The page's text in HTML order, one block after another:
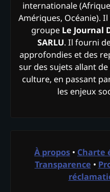
internationale
Amériques, Océanie).
groupe Le Journal
SARLU. Il fourni
approfondies et des
sur des sujets allant
culture, en passant
les enjeux
À propos • Charte
Transparence •